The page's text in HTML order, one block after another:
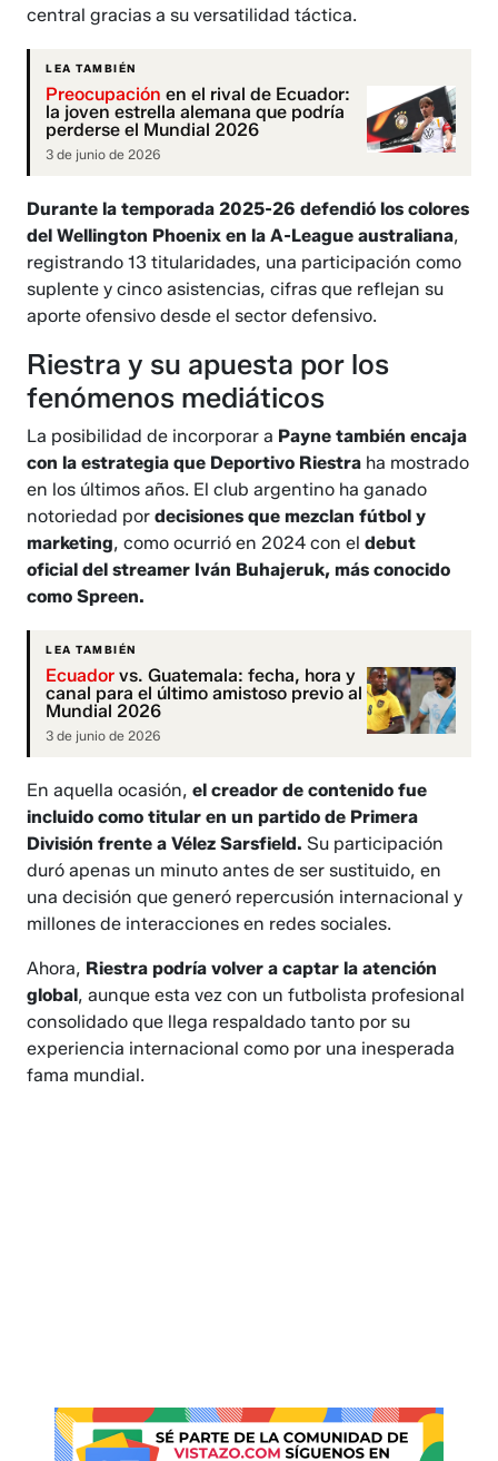
central gracias a su versatilidad táctica.
LEA TAMBIÉN
Preocupación en el rival de Ecuador:
la joven estrella alemana que podría
perderse el Mundial 2026
3 de junio de 2026
Durante la temporada 2025-26 defendió los colores
del Wellington Phoenix en la A-League australiana,
registrando 13 titularidades, una participación como
suplente y cinco asistencias, cifras que reflejan su
aporte ofensivo desde el sector defensivo.
Riestra y su apuesta por los
fenómenos mediáticos
La posibilidad de incorporar a Payne también encaja
con la estrategia que Deportivo Riestra ha mostrado
en los últimos años. El club argentino ha ganado
notoriedad pordecisiones que mezclan fútbol y
marketing, como ocurrió en 2024 con eldebut
oficial del streamer Iván Buhajeruk, más conocido
como Spreen.
LEA TAMBIÉN
Ecuador vs. Guatemala: fecha, hora y
canal para el último amistoso previo al
Mundial 2026
3 de junio de 2026
En aquella ocasión,el creador de contenido fue
incluido como titular en un partido de Primera
División frente a Vélez Sarsfield. Su participación
duró apenas un minuto antes de ser sustituido, en
una decisión que generó repercusión internacional y
millones de interacciones en redes sociales.
Ahora, Riestra podría volver a captar la atención
global, aunque esta vez con un futbolista profesional
consolidado que llega respaldado tanto por su
experiencia internacional como por una inesperada
fama mundial.